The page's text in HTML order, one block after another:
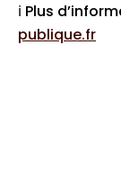
ℹ️ Plus
publique.fr